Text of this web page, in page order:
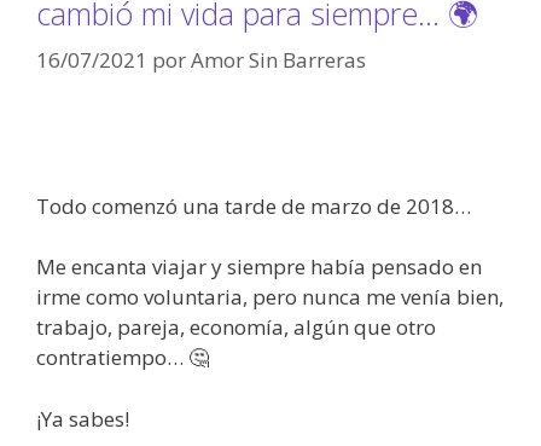
cambió mi vida para siempre… 🌍
16/07/2021 porAmor Sin Barreras
Todo comenzó una tarde de marzo de 2018…
Me encanta viajar y siempre había pensado en
irme como voluntaria, pero nunca me venía bien,
trabajo, pareja, economía, algún que otro
contratiempo… 🤔
¡Ya sabes!